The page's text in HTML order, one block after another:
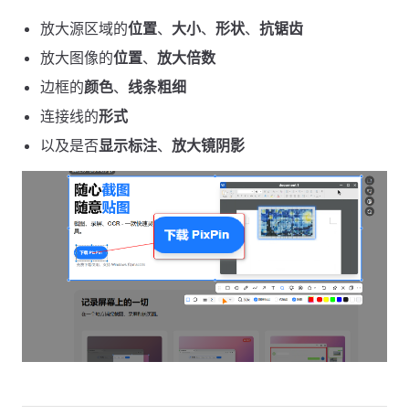
放大源区域的位置、 大小、 形状、 抗锯齿
放大图像的位置、 放大倍数
边框的颜色、 线条粗细
连接线的形式
以及是否显示标注、 放大镜阴影